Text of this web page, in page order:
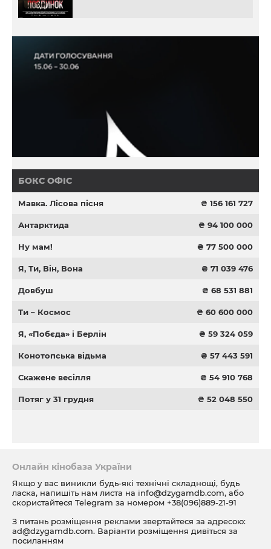
БОКС ОФІС
Мавка. Лісова пісня ₴ 156 161 727
Антарктида ₴ 94 100 000
Ну мам! ₴ 77 500 000
Я, Ти, Він, Вона ₴ 71 039 476
Довбуш ₴ 68 531 881
Ти – Космос ₴ 60 600 000
Я, «Побєда» і Берлін ₴ 59 324 059
Конотопська відьма ₴ 57 443 591
Скажене весілля ₴ 54 910 768
Потяг у 31 грудня ₴ 52 048 550
Онлайн кінобаза України
Якщо у вас виникли будь-які технічні складнощі, будь
ласка, напишіть нам листа на info@dzygamdb.com, або
скористайтеся Telegram за номером +38(096)889-21-91
З питань розміщення реклами звертайтеся за адресою:
ad@dzygamdb.com. Варіанти розміщення дивіться за
посиланням